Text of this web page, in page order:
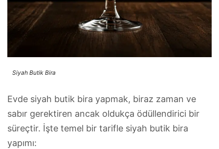
Siyah Butik Bira
Evde siyah butik bira yapmak, biraz zaman ve
sabır gerektiren ancak oldukça ödüllendirici bir
süreçtir. İşte temel bir tarifle siyah butik bira
yapımı: